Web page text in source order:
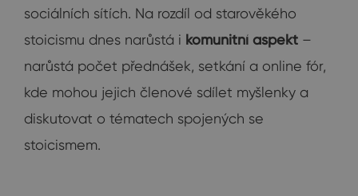
sociálních sítích. Na rozdíl od starověkého
stoicismu dnes narůstá i komunitní aspekt –
narůstá počet přednášek, setkání a online fór,
kde mohou jejich členové sdílet myšlenky a
diskutovat o tématech spojených se
stoicismem.